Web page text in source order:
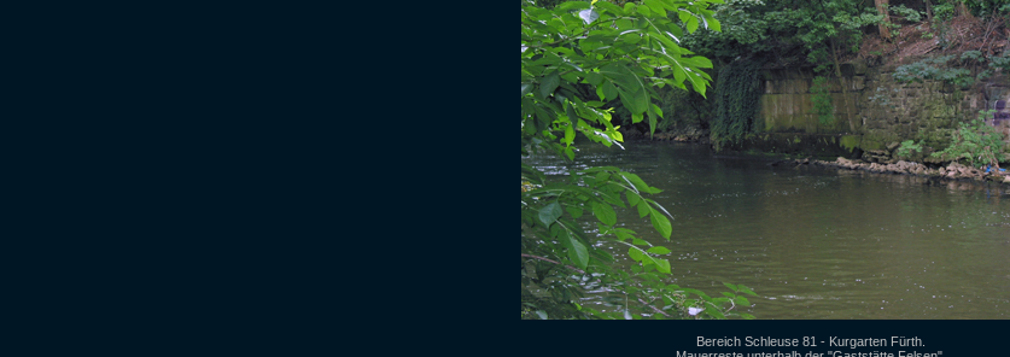
Bereich Schleuse 81 - Kurgarten Fürth.